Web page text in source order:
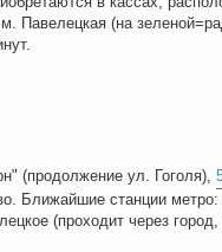
Павелецкая (на
(продолжение ул. Гоголя),
Ближайшие станции
(проходит через